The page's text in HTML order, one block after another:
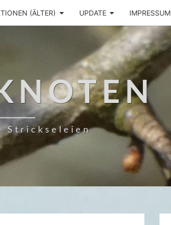
(ÄLTER) UPDATE IMPRESSUM
Strickseleien